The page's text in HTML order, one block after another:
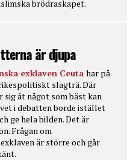
brödraskapet.
är djupa
exklaven Ceuta har på
slagträ. Där
sig åt något som bäst kan
i debatten borde istället
ge hela bilden. Det är
Frågan om
är större och går